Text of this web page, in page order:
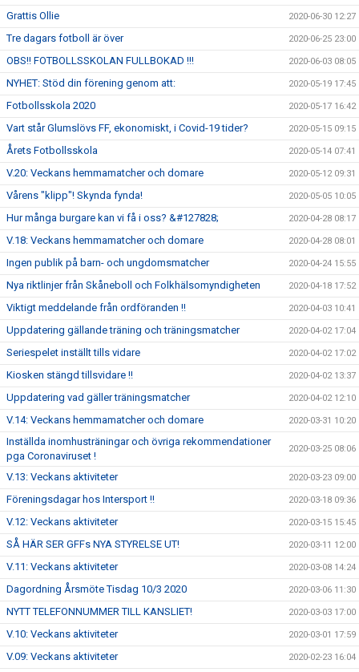
Grattis Ollie 2020-06-30 12:27
Tre dagars fotboll är över 2020-06-25 23:00
OBS!! FOTBOLLSSKOLAN FULLBOKAD !!! 2020-06-03 08:05
NYHET: Stöd din förening genom att: 2020-05-19 17:45
Fotbollsskola 2020 2020-05-17 16:42
Vart står Glumslövs FF, ekonomiskt, i Covid-19 tider? 2020-05-15 09:15
Årets Fotbollsskola 2020-05-14 07:41
V.20: Veckans hemmamatcher och domare 2020-05-12 09:31
Vårens "klipp"! Skynda fynda! 2020-05-05 10:05
Hur många burgare kan vi få i oss? &#127828; 2020-04-28 08:17
V.18: Veckans hemmamatcher och domare 2020-04-28 08:01
Ingen publik på barn- och ungdomsmatcher 2020-04-24 15:55
Nya riktlinjer från Skåneboll och Folkhälsomyndigheten 2020-04-18 17:52
Viktigt meddelande från ordföranden !! 2020-04-03 10:41
Uppdatering gällande träning och träningsmatcher 2020-04-02 17:04
Seriespelet inställt tills vidare 2020-04-02 17:02
Kiosken stängd tillsvidare !! 2020-04-02 13:37
Uppdatering vad gäller träningsmatcher 2020-04-02 12:10
V.14: Veckans hemmamatcher och domare 2020-03-31 10:20
Inställda inomhusträningar och övriga rekommendationer
pga Coronaviruset !
2020-03-25 08:06
V.13: Veckans aktiviteter 2020-03-23 09:00
Föreningsdagar hos Intersport !! 2020-03-18 09:36
V.12: Veckans aktiviteter 2020-03-15 15:45
SÅ HÄR SER GFFs NYA STYRELSE UT! 2020-03-11 12:00
V.11: Veckans aktiviteter 2020-03-08 14:24
Dagordning Årsmöte Tisdag 10/3 2020 2020-03-06 11:30
NYTT TELEFONNUMMER TILL KANSLIET! 2020-03-03 17:00
V.10: Veckans aktiviteter 2020-03-01 17:59
V.09: Veckans aktiviteter 2020-02-23 16:04